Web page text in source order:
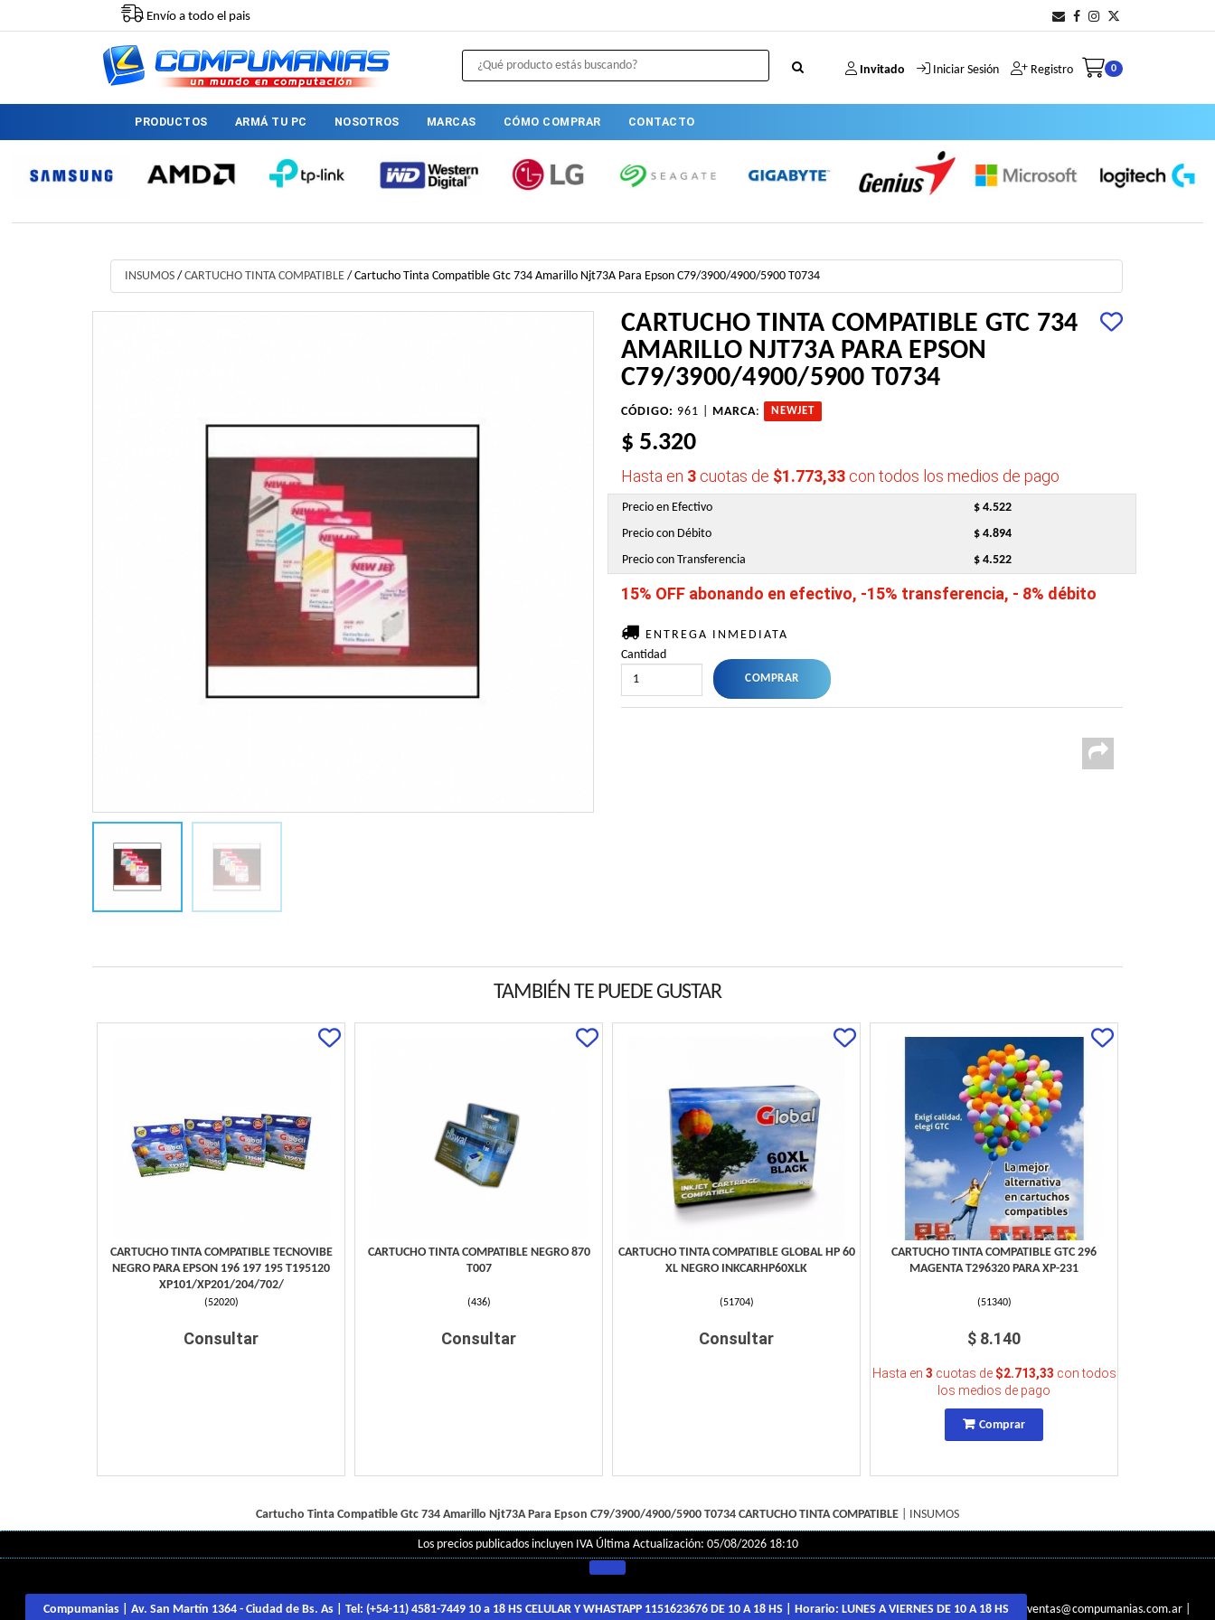
Invitado Iniciar Sesión Registro 0
PRODUCTOS ARMÁ TU PC NOSOTROS MARCAS CÓMO COMPRAR CONTACTO
Envío a todo el pais
INSUMOS / CARTUCHO TINTA COMPATIBLE / Cartucho Tinta Compatible Gtc 734 Amarillo Njt73A Para Epson C79/3900/4900/5900 T0734
CARTUCHO TINTA COMPATIBLE GTC 734
AMARILLO NJT73A PARA EPSON
C79/3900/4900/5900 T0734
CÓDIGO: 961 | MARCA: NEWJET
$ 5.320
Hasta en 3 cuotas de $1.773,33 con todos los medios de pago
Precio en Efectivo
$ 4.522
Precio con Débito
$ 4.894
Precio con Transferencia
$ 4.522
15% OFF abonando en efectivo, -15% transferencia, - 8% débito
ENTREGA INMEDIATA
Cantidad
TAMBIÉN TE PUEDE GUSTAR
CARTUCHO TINTA COMPATIBLE TECNOVIBE
NEGRO PARA EPSON 196 197 195 T195120
XP101/XP201/204/702/
(52020)
Consultar
CARTUCHO TINTA COMPATIBLE NEGRO 870
T007
(436)
Consultar
CARTUCHO TINTA COMPATIBLE GLOBAL HP 60
XL NEGRO INKCARHP60XLK
(51704)
Consultar
CARTUCHO TINTA COMPATIBLE GTC 296
MAGENTA T296320 PARA XP-231
(51340)
$ 8.140
Hasta en 3 cuotas de $2.713,33 con todos
los medios de pago
Comprar
Cartucho Tinta Compatible Gtc 734 Amarillo Njt73A Para Epson C79/3900/4900/5900 T0734 CARTUCHO TINTA COMPATIBLE INSUMOS
Los precios publicados incluyen IVA Última Actualización: 05/08/2026 18:10
Compumanias | Av. San Martín 1364 - Ciudad de Bs. As | Tel: (+54-11) 4581-7449 10 a 18 HS CELULAR Y WHASTAPP 1151623676 DE 10 A 18 HS | Horario: LUNES A VIERNES DE 10 A 18 HS ventas@compumanias.com.ar|